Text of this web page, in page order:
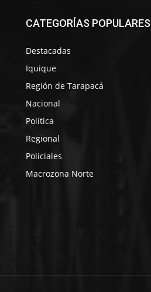
CATEGORÍAS POPULARES
Destacadas
Iquique
Región de Tarapacá
Nacional
Política
Regional
Policiales
Macrozona Norte